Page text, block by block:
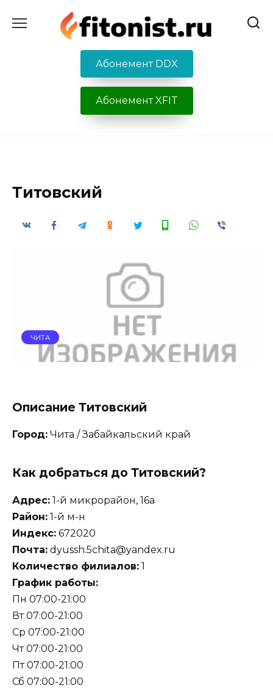
содержанию
Абонемент DDX
Абонемент XFIT
Титовский
ЧИТА
Описание Титовский
Город: Чита / Забайкальский край
Как добраться до Титовский?
Адрес: 1-й микрорайон, 16а
Район: 1-й м-н
Индекс: 672020
Почта: dyussh.5chita@yandex.ru
Количество филиалов: 1
График работы:
Пн 07:00-21:00
Вт 07:00-21:00
Ср 07:00-21:00
Чт 07:00-21:00
Пт 07:00-21:00
Сб 07:00-21:00